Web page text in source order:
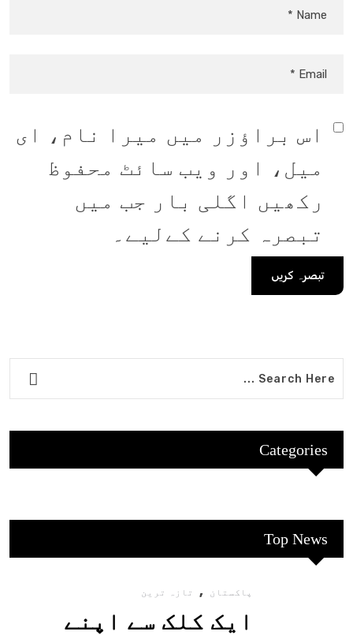
Categories
Top News
پاکستان , تازہ ترین
ایک کلک سے اپنے
اس براؤزر میں میرا نام، ای
میل، اور ویب سائٹ محفوظ
رکھیں اگلی بار جب میں
تبصرہ کرنے کےلیے۔